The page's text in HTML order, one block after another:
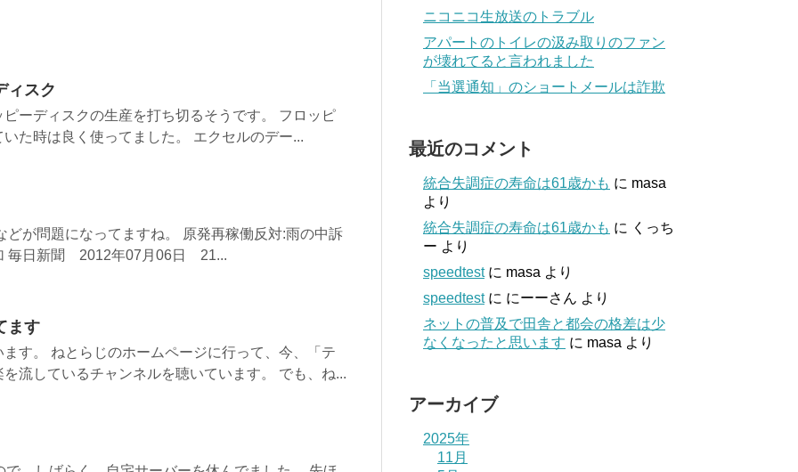
ィスク
ーディスクの生産を打ち切るそうです。 フロッピ
た時は良く使ってました。 エクセルのデー...
どが問題になってますね。 原発再稼働反対:雨の中訴
毎日新聞 2012年07月06日 21...
ます
す。 ねとらじのホームページに行って、今、「テ
流しているチャンネルを聴いています。 でも、ね...
ニコニコ生放送のトラブル
アパートのトイレの汲み取りのファン
が壊れてると言われました
「当選通知」のショートメールは詐欺
最近のコメント
統合失調症の寿命は61歳かも に masa
より
統合失調症の寿命は61歳かも に くっち
ー より
speedtestに masa より
speedtestに にーーさん より
ネットの普及で田舎と都会の格差は少
なくなったと思います に masa より
アーカイブ
2025年
11月